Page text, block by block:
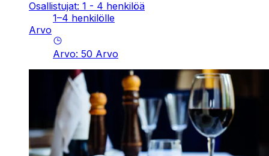
Osallistujat: 1 - 4 henkilöä
1–4 henkilölle
Arvo
Arvo: 50 Arvo